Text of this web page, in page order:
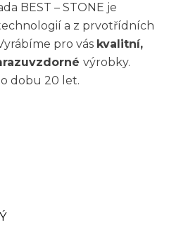
BEST – STONE je
a z prvotřídních
pro vás kvalitní,
výrobky.
dobu 20 let.